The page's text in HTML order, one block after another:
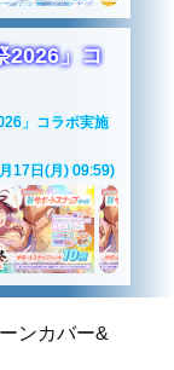
2026」コ
」コラボ実施
17日(月) 09:59)
ンカバー&